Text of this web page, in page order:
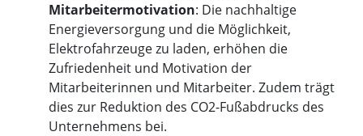
Mitarbeitermotivation: Die nachhaltige
Energieversorgung und die Möglichkeit,
Elektrofahrzeuge zu laden, erhöhen die
Zufriedenheit und Motivation der
Mitarbeiterinnen und Mitarbeiter. Zudem trägt
dies zur Reduktion des CO2-Fußabdrucks des
Unternehmens bei.